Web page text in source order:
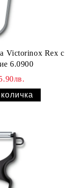
Victorinox Rex с
гладко острие 6.0900